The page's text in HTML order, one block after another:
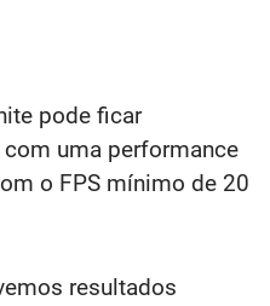
pode ficar
uma performance
o FPS mínimo de 20
resultados